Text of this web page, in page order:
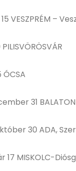
15 VESZPRÉM –
ÓCSA
31
30 ADA,
17 MISKOLC-